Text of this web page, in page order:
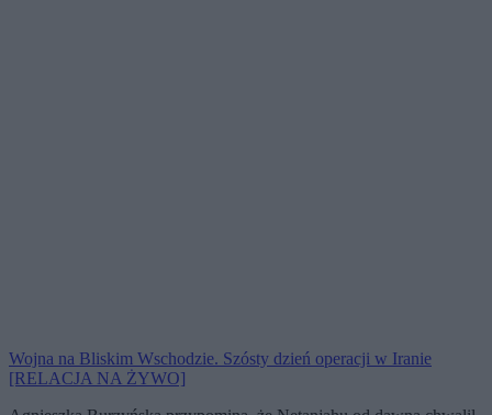
Wojna na Bliskim Wschodzie. Szósty dzień operacji w Iranie
[RELACJA NA ŻYWO]